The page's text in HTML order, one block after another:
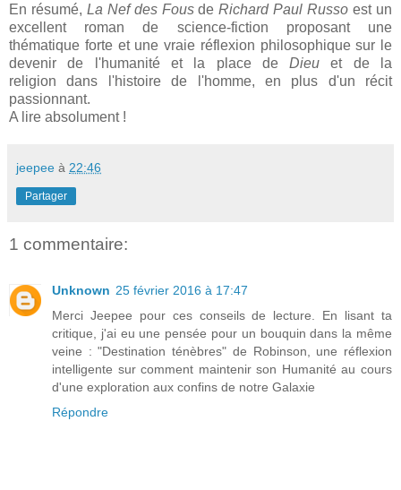
En résumé, La Nef des FousdeRichard Paul Russo est un
excellent roman de science-fiction proposant une
thématique forte et une vraie réflexion philosophique sur le
devenir de l'humanité et la place deDieu et de la
religion dans l'histoire de l'homme, en plus d'un récit
passionnant.
A lire absolument !
jeepee à 22:46
Partager
1 commentaire:
Unknown 25 février 2016 à 17:47
Merci Jeepee pour ces conseils de lecture. En lisant ta
critique, j'ai eu une pensée pour un bouquin dans la même
veine : "Destination ténèbres" de Robinson, une réflexion
intelligente sur comment maintenir son Humanité au cours
d'une exploration aux confins de notre Galaxie
Répondre